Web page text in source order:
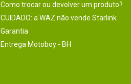
Como trocar ou devolver um produto?
CUIDADO: a WAZ não vende Starlink
Garantia
Entrega Motoboy - BH